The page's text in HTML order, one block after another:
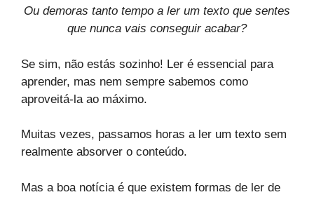
Ou demoras tanto tempo a ler um texto que sentes
que nunca vais conseguir acabar?
Se sim, não estás sozinho! Ler é essencial para
aprender, mas nem sempre sabemos como
aproveitá-la ao máximo.
Muitas vezes, passamos horas a ler um texto sem
realmente absorver o conteúdo.
Mas a boa notícia é que existem formas de ler de